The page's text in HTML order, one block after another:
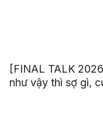
[FINAL TALK
như vậy thì sợ gì,